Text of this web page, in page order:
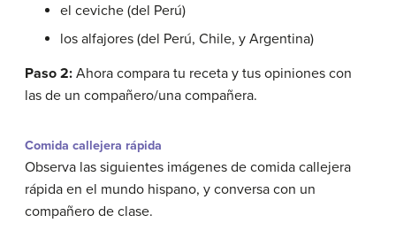
el ceviche (del Perú)
los alfajores (del Perú, Chile, y Argentina)
Paso 2: Ahora compara tu receta y tus opiniones con
las de un compañero/una compañera.
Comida callejera rápida
Observa las siguientes imágenes de comida callejera
rápida en el mundo hispano, y conversa con un
compañero de clase.